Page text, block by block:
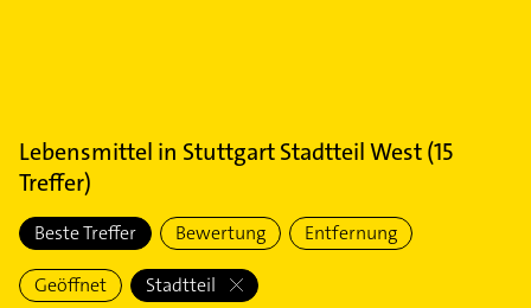
Lebensmittel in Stuttgart Stadtteil West(15
Treffer)
Beste Treffer Bewertung Entfernung
Geöffnet Stadtteil